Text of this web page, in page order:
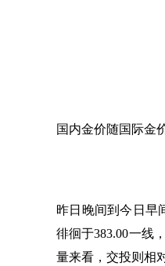
国内金价随国际金
昨日晚间到今日早
徘徊于383.00一线
量来看，交投则相